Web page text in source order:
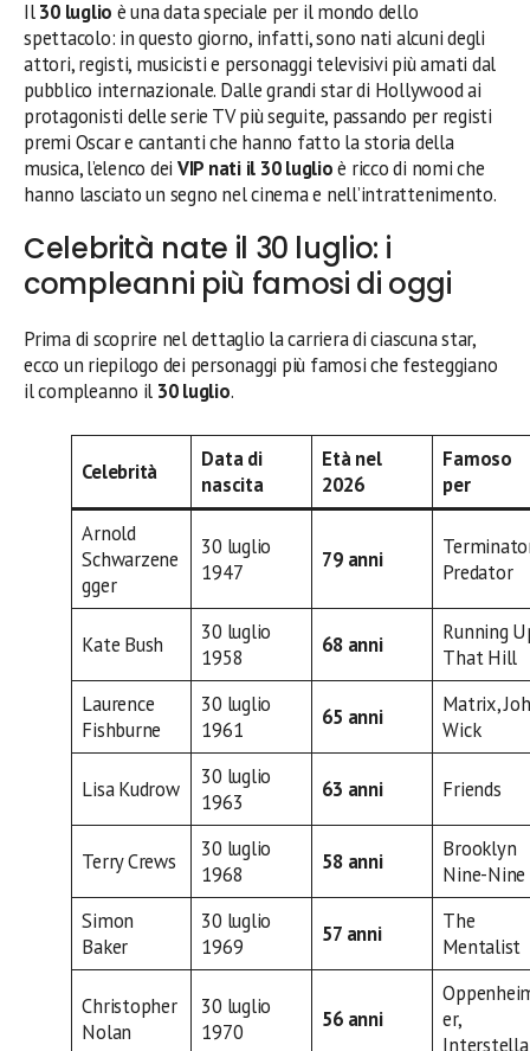
Il30 luglio è una data speciale per il mondo dello
spettacolo: in questo giorno, infatti, sono nati alcuni degli
attori, registi, musicisti e personaggi televisivi più amati dal
pubblico internazionale. Dalle grandi star di Hollywood ai
protagonisti delle serie TV più seguite, passando per registi
premi Oscar e cantanti che hanno fatto la storia della
musica, l’elenco dei VIP nati il 30 luglioè ricco di nomi che
hanno lasciato un segno nel cinema e nell’intrattenimento.
Celebrità nate il 30 luglio: i
compleanni più famosi di oggi
Prima di scoprire nel dettaglio la carriera di ciascuna star,
ecco un riepilogo dei personaggi più famosi che festeggiano
il compleanno il 30 luglio.
Celebrità
Data di
nascita
Età nel
2026
Famoso
per
Arnold
Schwarzene
gger
30 luglio
1947
79 anni
Predator
Kate Bush
30 luglio
1958
68 anni
Running
That Hill
Laurence
Fishburne
30 luglio
1961
65 anni
Matrix,
Wick
Lisa Kudrow
30 luglio
1963
63 anni Friends
Terry Crews
30 luglio
1968
58 anni
Brooklyn
Nine-Nine
Simon
Baker
30 luglio
1969
57 anni
The
Mentalist
Christopher
Nolan
30 luglio
1970
56 anni
er,